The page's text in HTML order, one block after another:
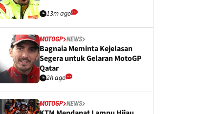
13m ago
MOTOGP NEWS
Bagnaia Meminta Kejelasan
Segera untuk Gelaran MotoGP
Qatar
2h ago
MOTOGP NEWS